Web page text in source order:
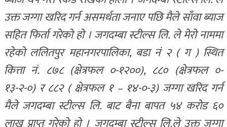
उक्त जग्गा खरिद गर्न असमर्थता जनाए पछि मैले साँवा ब्याज
सहित फिर्ता गरेको हो । जगदम्बा स्टील्स लि. ले मेरो नाममा
रहेको ललितपुर महानगरपालिका, बडा नं २ ( ग ) स्थित
कित्ता नं. ८७८ (क्षेत्रफल ०-१२००), ८८० (क्षेत्रफल ०-
१३-२-०) र ८८२ ( क्षेत्रफल १ – १४-०-३) जग्गा खरिद गर्न
मैले जगदम्बा स्टील्स लि. बाट बैना बापत ५४ करोड ६०